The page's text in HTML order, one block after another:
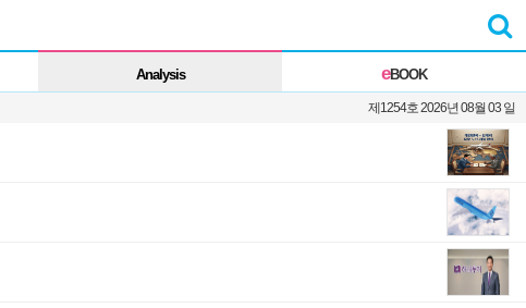
Analysis eBOOK
제1254호 2026년 08월 03 일